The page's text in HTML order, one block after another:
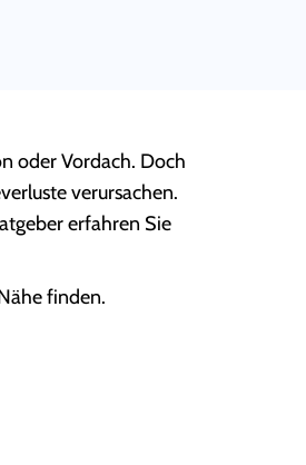
oder Vordach. Doch
verursachen.
erfahren Sie
finden.